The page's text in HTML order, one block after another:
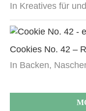
In Kreatives für
Cookies No. 42 –
In Backen,